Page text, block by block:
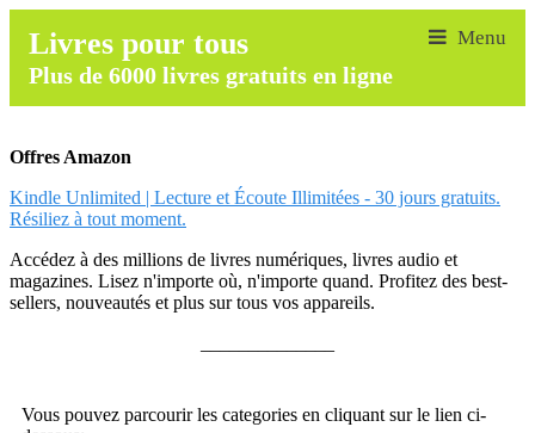
Livres pour tous
Plus de 6000 livres gratuits en ligne
Offres Amazon
Kindle Unlimited | Lecture et Écoute Illimitées - 30 jours gratuits.
Résiliez à tout moment.
Accédez à des millions de livres numériques, livres audio et
magazines. Lisez n'importe où, n'importe quand. Profitez des best-
sellers, nouveautés et plus sur tous vos appareils.
Vous pouvez parcourir les categories en cliquant sur le lien ci-